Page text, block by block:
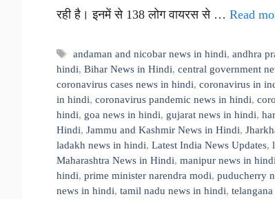
रही है। इनमें से 138 लोग वायरस से … Read
Tags
andaman and nicobar news in hindi,andhra
hindi, Bihar News in Hindi, central government
coronavirus cases news in hindi, coronavirus in
in hindi, coronavirus pandemic news in hindi,
hindi, goa news in hindi, gujarat news in hindi,
Hindi, Jammu and Kashmir News in Hindi,
ladakh news in hindi, Latest India News Updates,
Maharashtra News in Hindi, manipur news in hindi
hindi, prime minister narendra modi, puducherry
news in hindi, tamil nadu news in hindi,